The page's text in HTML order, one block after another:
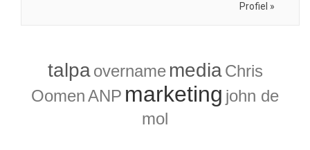
Profiel »
talpa overname media Chris
OomenANP marketing john de
mol